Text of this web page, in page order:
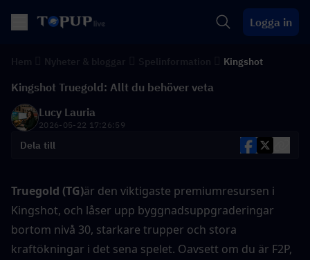
Logga in
Kingshot
Kingshot Truegold: Allt du behöver veta
Lucy Lauria
2026-05-22 17:26:59
Dela till
Truegold (TG)är den viktigaste premiumresursen i
Kingshot, och låser upp byggnadsuppgraderingar
bortom nivå 30, starkare trupper och stora
kraftökningar i det sena spelet. Oavsett om du är F2P,